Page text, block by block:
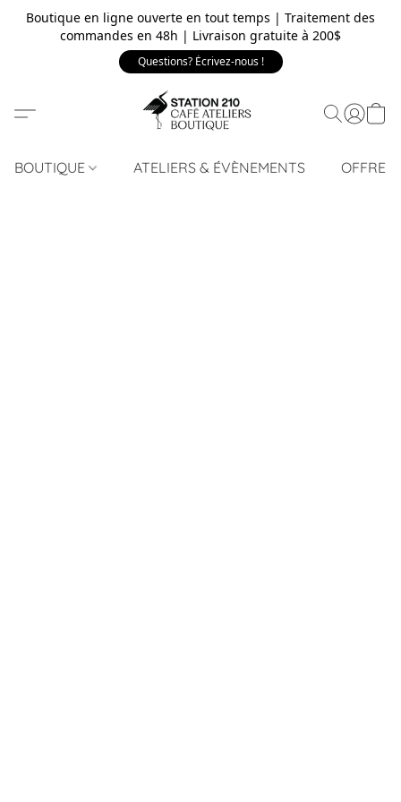
Boutique en ligne ouverte en tout temps | Traitement des
commandes en 48h | Livraison gratuite à 200$
Questions? Écrivez-nous !
BOUTIQUE ATELIERS & ÉVÈNEMENTS OFFRE